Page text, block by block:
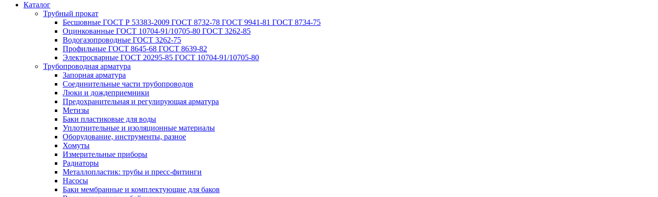
Каталог
Трубный прокат
Беcшовные ГОСТ Р 53383-2009 ГОСТ 8732-78 ГОСТ 9941-81 ГОСТ 8734-75
Оцинкованные ГОСТ 10704-91/10705-80 ГОСТ 3262-85
Водогазопроводные ГОСТ 3262-75
Профильные ГОСТ 8645-68 ГОСТ 8639-82
Электросварные ГОСТ 20295-85 ГОСТ 10704-91/10705-80
Трубопроводная арматура
Запорная арматура
Соединительные части трубопроводов
Люки и дождеприемники
Предохранительная и регулирующая арматура
Метизы
Баки пластиковые для воды
Уплотнительные и изоляционные материалы
Оборудование, инструменты, разное
Хомуты
Измерительные приборы
Радиаторы
Металлопластик: трубы и пресс-фитинги
Насосы
Баки мембранные и комплектующие для баков